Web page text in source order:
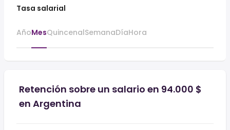
Tasa salarial
AñoMesQuincenalSemanaDíaHora
Retención sobre un salario en 94.000 $
en Argentina